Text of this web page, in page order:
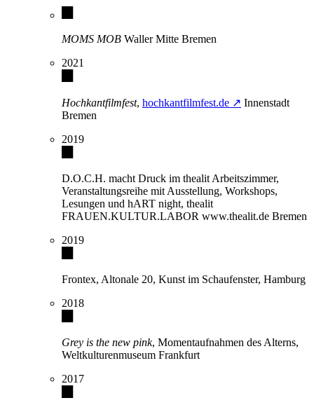
MOMS MOB Waller Mitte Bremen
2021
Hochkantfilmfest, hochkantfilmfest.de ↗ Innenstadt
Bremen
2019
D.O.C.H. macht Druck im thealit Arbeitszimmer,
Veranstaltungsreihe mit Ausstellung, Workshops,
Lesungen und hART night, thealit
FRAUEN.KULTUR.LABOR www.thealit.de Bremen
2019
Frontex, Altonale 20, Kunst im Schaufenster, Hamburg
2018
Grey is the new pink, Momentaufnahmen des Alterns,
Weltkulturenmuseum Frankfurt
2017